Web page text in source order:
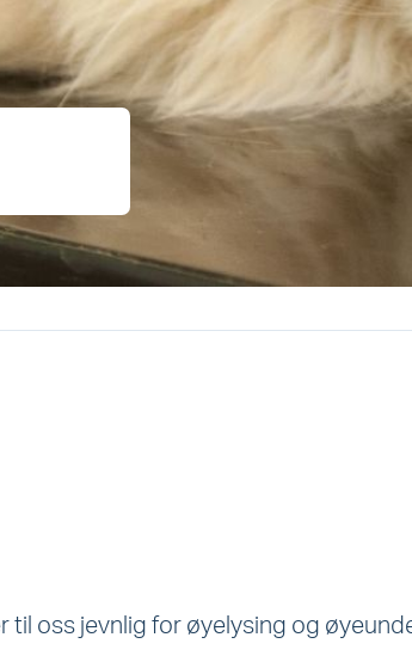
oss jevnlig for øyelysing og